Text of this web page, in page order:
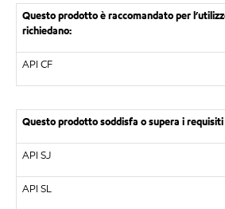
Questo prodotto è raccomandato per
richiedano:
API CF
Questo prodotto soddisfa o supera i requisiti
API SJ
API SL